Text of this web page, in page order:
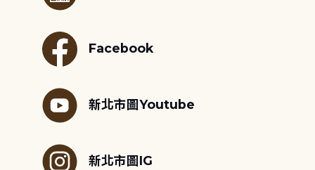
Facebook
新北市圖Youtube
新北市圖IG